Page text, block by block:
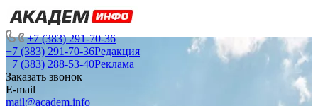
+7 (383) 291-70-36
+7 (383) 291-70-36Редакция
+7 (383) 288-53-40Реклама
Заказать звонок
E-mail
mail@academ.info